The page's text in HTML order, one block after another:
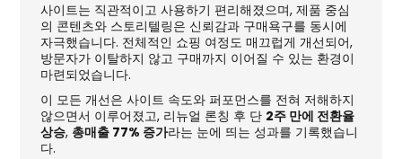
사이트는 직관적이고 사용하기 편리해졌으며, 제품 중심
의 콘텐츠와 스토리텔링은 신뢰감과 구매욕구를 동시에
자극했습니다. 전체적인 쇼핑 여정도 매끄럽게 개선되어,
방문자가 이탈하지 않고 구매까지 이어질 수 있는 환경이
마련되었습니다.
이 모든 개선은 사이트 속도와 퍼포먼스를 전혀 저해하지
않으면서 이루어졌고, 리뉴얼 론칭 후 단 2주 만에 전환율
상승, 총매출 77% 증가라는 눈에 띄는 성과를 기록했습니
다.